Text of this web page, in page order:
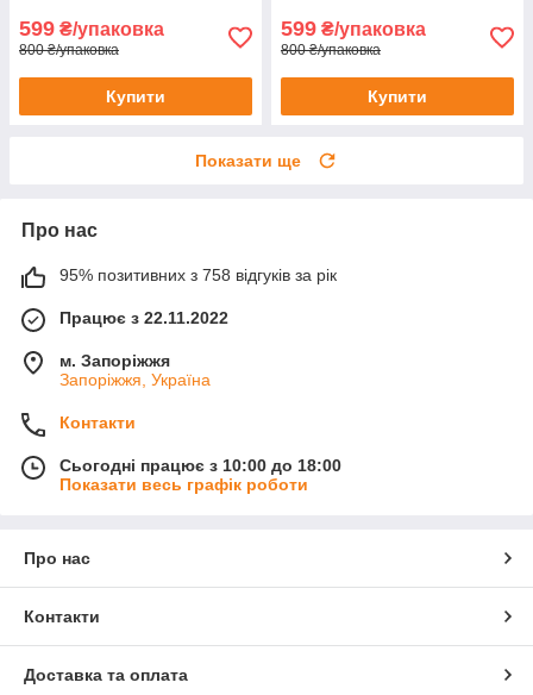
599 ₴/упаковка
800 ₴/упаковка
Купити
599 ₴/упаковка
800 ₴/упаковка
Купити
Показати ще
Про нас
95% позитивних з 758 відгуків за рік
Працює з 22.11.2022
м. Запоріжжя
Запоріжжя, Україна
Контакти
Сьогодні працює з 10:00 до 18:00
Показати весь графік роботи
Про нас
Контакти
Доставка та оплата